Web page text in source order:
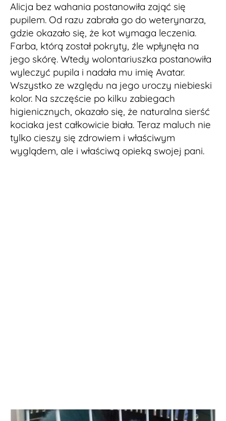
Alicja bez wahania postanowiła zająć się
pupilem. Od razu zabrała go do weterynarza,
gdzie okazało się, że kot wymaga leczenia.
Farba, którą został pokryty, źle wpłynęła na
jego skórę. Wtedy wolontariuszka postanowiła
wyleczyć pupila i nadała mu imię Avatar.
Wszystko ze względu na jego uroczy niebieski
kolor. Na szczęście po kilku zabiegach
higienicznych, okazało się, że naturalna sierść
kociaka jest całkowicie biała. Teraz maluch nie
tylko cieszy się zdrowiem i właściwym
wyglądem, ale i właściwą opieką swojej pani.